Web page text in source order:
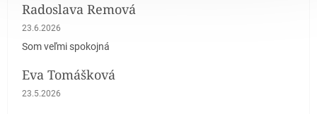
Radoslava Remová
Hodnotenie obchodu je 5 z 5 hviezdičiek.
23.6.2026
Som veľmi spokojná
Eva Tomášková
Hodnotenie obchodu je 5 z 5 hviezdičiek.
23.5.2026